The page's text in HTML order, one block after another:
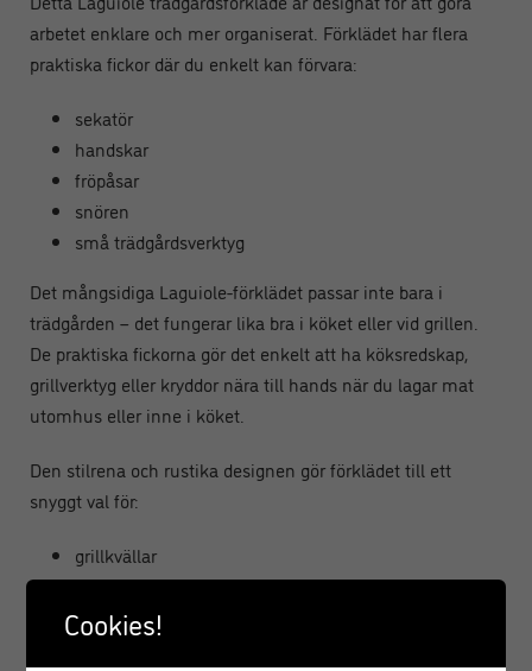
arbetet enklare och mer organiserat. Förklädet har flera
praktiska fickor där du enkelt kan förvara:
sekatör
handskar
fröpåsar
snören
små trädgårdsverktyg
Det mångsidiga Laguiole-förklädet passar inte bara i
trädgården – det fungerar lika bra i köket eller vid grillen.
De praktiska fickorna gör det enkelt att ha köksredskap,
grillverktyg eller kryddor nära till hands när du lagar mat
utomhus eller inne i köket.
Den stilrena och rustika designen gör förklädet till ett
snyggt val för:
grillkvällar
matlagning
bakning
Cookies!